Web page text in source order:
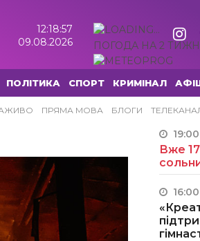
12:18:58
09.08.2026
ПОГОДА НА 2
ПОЛІТИКА СПОРТ КРИМІНАЛ
ПРЯМА МОВА БЛОГИ
19:00
Вже
16:00